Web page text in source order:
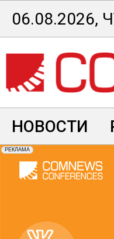
Перейти
к
основному
содержанию
06.08.2026,
НОВОСТИ